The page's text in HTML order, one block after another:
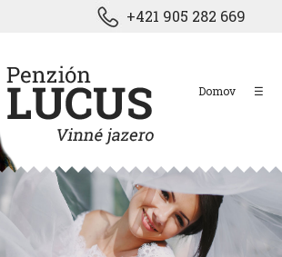
+421 905 282 669
Domov ☰